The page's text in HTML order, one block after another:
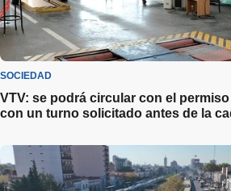
SOCIEDAD
VTV: se podrá circular con el
con un turno solicitado antes de la